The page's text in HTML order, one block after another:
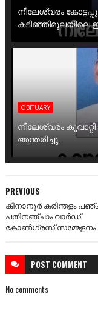
നീലേശ്വരം
കടിഞ്ഞിമൂലയിലെ
OBITUARY
നീലേശ്വരം
അന്തരിച്ചു.
PREVIOUS
കിനാനൂർ കരിന്തളം
പതിനഞ്ചാം വാർഡ്
കോൺഗ്രസ് സമ്മേളനം
POST COMMENT
No comments